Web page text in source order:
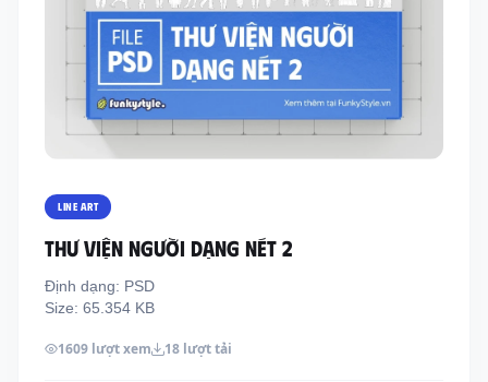
Đồ án
Feedback
F.BLOG
Địa chỉ:209/8D QL13, Phường Bình Thạnh,
Điện thoại:093 803 9170
LINE ART
THƯ VIỆN NGƯỜI DẠNG NÉT 2
Định dạng: PSD
Size: 65.354 KB
1609 lượt xem 18 lượt tải